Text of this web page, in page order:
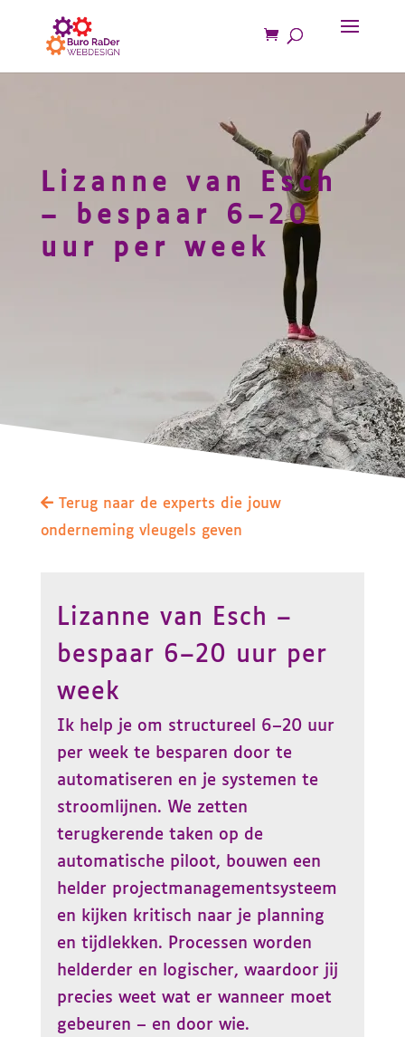
Lizanne van Esch
– bespaar 6–20
uur per week
Terug naar de experts die jouw
onderneming vleugels geven
Lizanne van Esch –
bespaar 6–20 uur per
week
Ik help je om structureel 6–20 uur
per week te besparen door te
automatiseren en je systemen te
stroomlijnen. We zetten
terugkerende taken op de
automatische piloot, bouwen een
helder projectmanagementsysteem
en kijken kritisch naar je planning
en tijdlekken. Processen worden
helderder en logischer, waardoor jij
precies weet wat er wanneer moet
gebeuren – en door wie.